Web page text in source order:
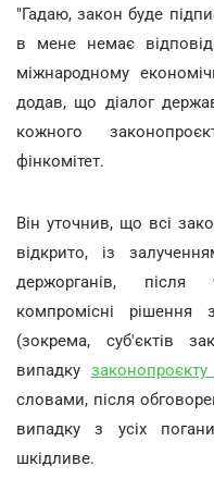
"Гадаю, закон буде
в мене немає
міжнародному
додав, що діалог
кожного
фінкомітет.
Він уточнив, що всі
відкрито, із
держорганів, після
компромісні рішення
(зокрема, суб'єктів
випадку
словами, після
випадку з усіх
шкідливе.